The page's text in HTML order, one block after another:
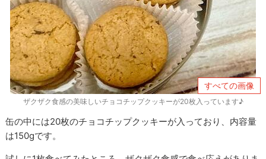
すべての画像
ザクザク食感の美味しいチョコチップクッキーが20枚入っています♪
缶の中には20枚のチョコチップクッキーが入っており、内容量
は150gです。